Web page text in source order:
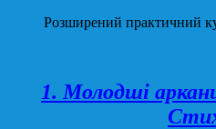
Розширений практичний
1. Молодші